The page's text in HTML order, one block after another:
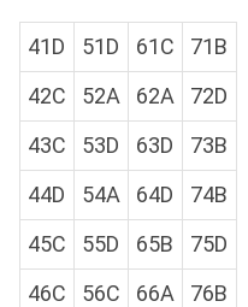
41D 51D 61C
71B
42C
52A 62A
72D
43C
53D 63D
73B
44D
54A 64D
74B
45C
55D 65B
75D
46C
56C 66A
76B